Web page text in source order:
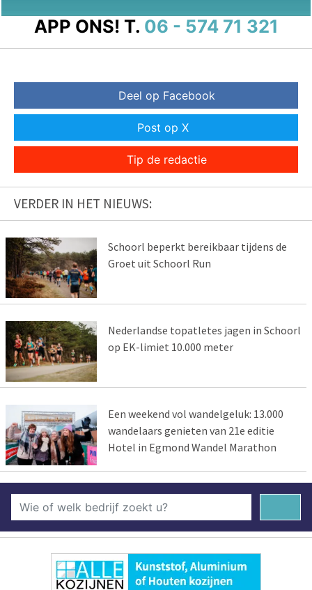
APP ONS! T. 06 - 574 71 321
Deel op Facebook
Post op X
Tip de redactie
VERDER IN HET NIEUWS:
Schoorl beperkt bereikbaar tijdens de
Groet uit Schoorl Run
Nederlandse topatletes jagen in Schoorl
op EK-limiet 10.000 meter
Een weekend vol wandelgeluk: 13.000
wandelaars genieten van 21e editie
Hotel in Egmond Wandel Marathon